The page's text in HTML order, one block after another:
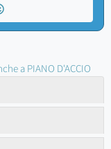
a PIANO D'ACCIO